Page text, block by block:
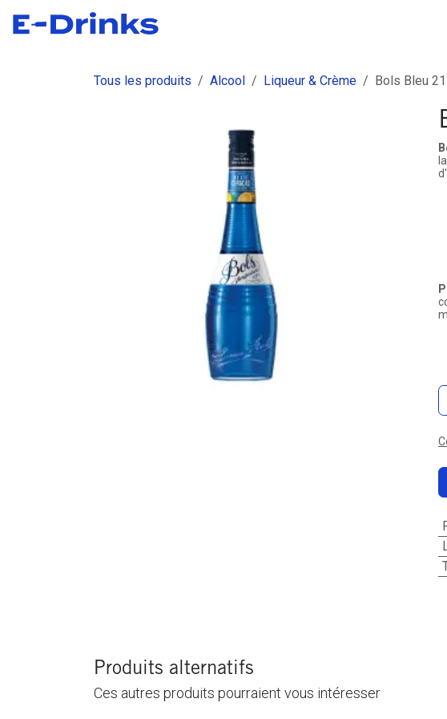
Se rendre au contenu
Tous les produits Alcool Liqueur & Crème Bols Bleu
Produits alternatifs
Ces autres produits pourraient vous intéresser